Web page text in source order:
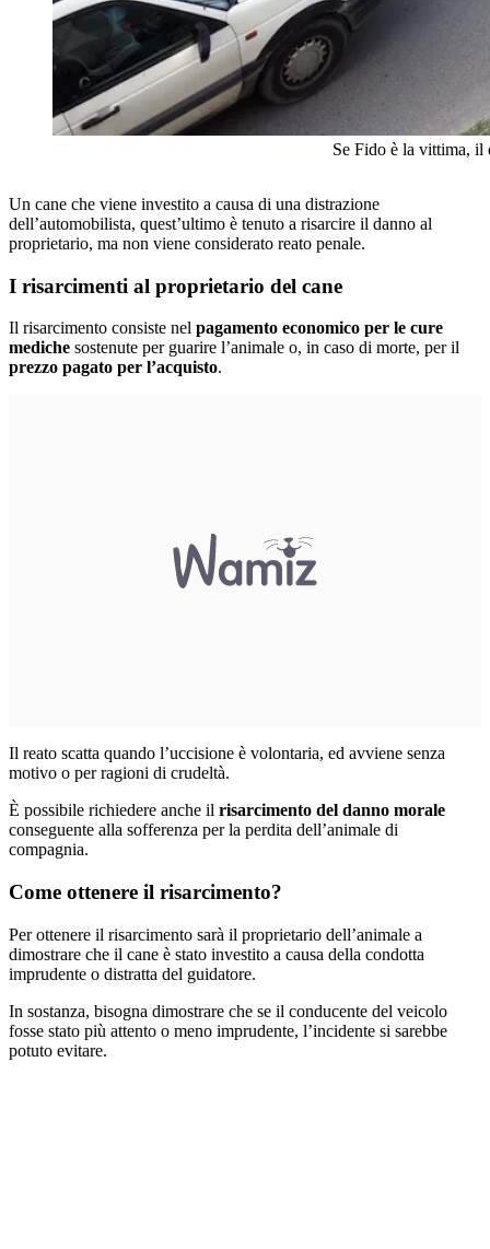
Se Fido è la vittima, il
Un cane che viene investito a causa di una distrazione
dell’automobilista, quest’ultimo è tenuto a risarcire il danno al
proprietario, ma non viene considerato reato penale.
I risarcimenti al proprietario del cane
Il risarcimento consiste nel pagamento economico per le cure
mediche sostenute per guarire l’animale o, in caso di morte, per il
prezzo pagato per l’acquisto.
Il reato scatta quando l’uccisione è volontaria, ed avviene senza
motivo o per ragioni di crudeltà.
È possibile richiedere anche il risarcimento del danno morale
conseguente alla sofferenza per la perdita dell’animale di
compagnia.
Come ottenere il risarcimento?
Per ottenere il risarcimento sarà il proprietario dell’animale a
dimostrare che il cane è stato investito a causa della condotta
imprudente o distratta del guidatore.
In sostanza, bisogna dimostrare che se il conducente del veicolo
fosse stato più attento o meno imprudente, l’incidente si sarebbe
potuto evitare.